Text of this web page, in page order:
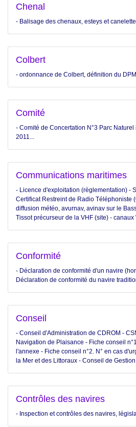
Chenal
- Balisage des chenaux, esteys et
Colbert
- ordonnance de Colbert, définition du
Comité
- Comité de Concertation N°3 Parc
2011...
Communications maritimes
- Licence d'exploitation (règlementation) -
Certificat Restreint de Radio Téléphoniste
diffusion météo, avurnav, avinav sur le
Tissot précurseur de la VHF (site) - canaux
Conformité
- Déclaration de conformité d'un navire
Déclaration de conformité du navire
Conseil
- Conseil d'Administration de CDROM -
Navigation de Plaisance - Fiche conseil
l'annexe - Fiche conseil n°2. N° en cas
la Mer et des Littoraux - Conseil de
Contrôles des navires
- Inspection et contrôles des navires,